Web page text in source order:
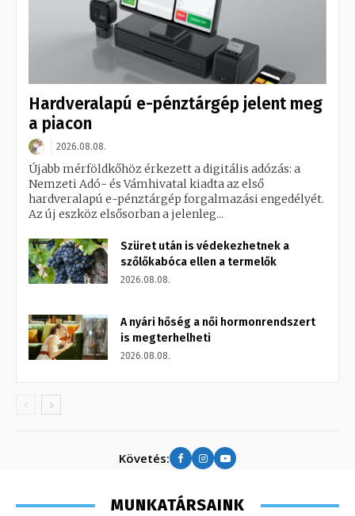
Hardveralapú e-pénztárgép jelent meg
a piacon
2026.08.08.
Újabb mérföldkőhöz érkezett a digitális adózás: a
Nemzeti Adó- és Vámhivatal kiadta az első
hardveralapú e-pénztárgép forgalmazási engedélyét.
Az új eszköz elsősorban a jelenleg...
Szüret után is védekezhetnek a
szőlőkabóca ellen a termelők
2026.08.08.
A nyári hőség a női hormonrendszert
is megterhelheti
2026.08.08.
Követés:
MUNKATÁRSAINK